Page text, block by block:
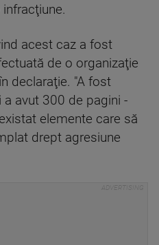
acest caz a fost
de o organizaţie
declaraţie. "A fost
avut 300 de pagini -
elemente care să
drept agresiune